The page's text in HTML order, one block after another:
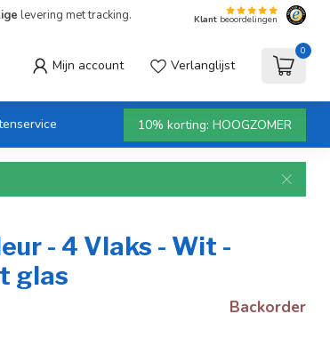
levering met tracking. Klant beoordelingen
Mijn account Verlanglijst
0
10% korting: HOOGZOMER
- 4 Vlaks - Wit -
glas
Backorder